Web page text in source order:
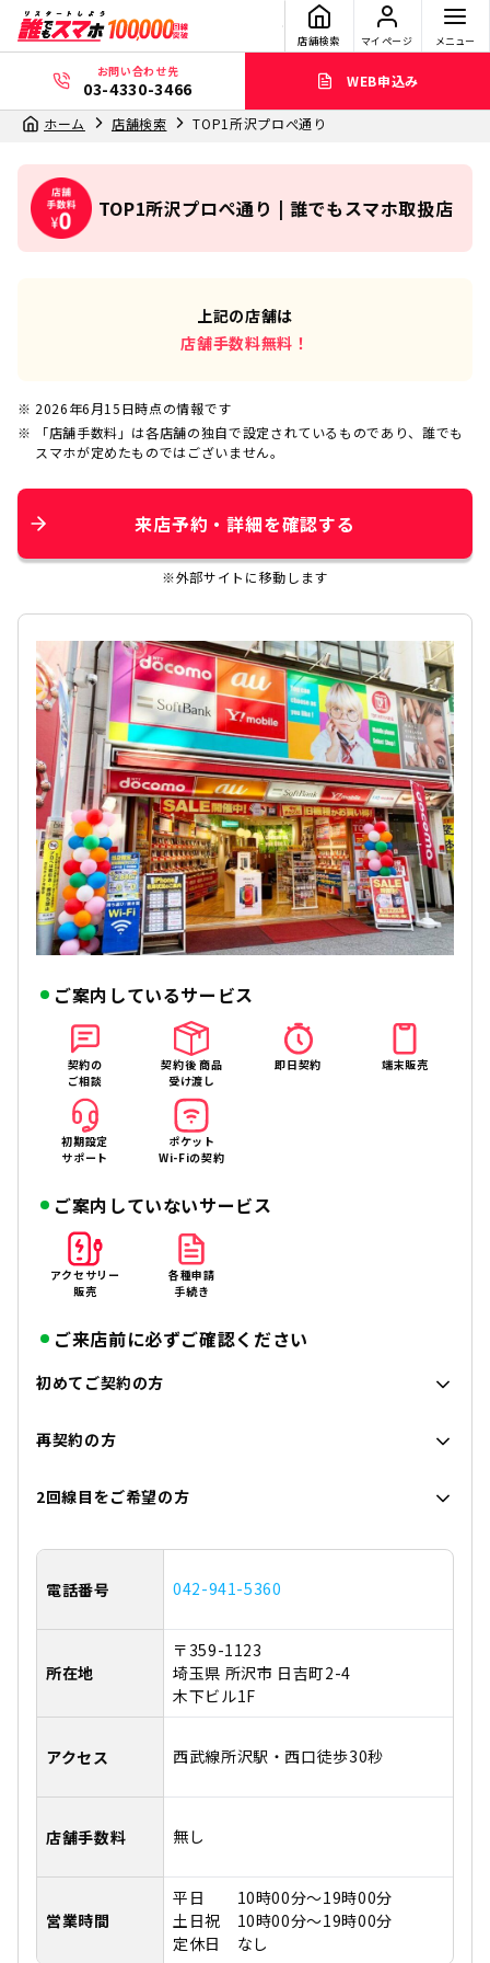
店舗検索 マイページ メニュー
お問い合わせ先
03-4330-3466 WEB申込み
ホーム 店舗検索 TOP1所沢プロぺ通り
TOP1所沢プロぺ通り | 誰でもスマホ取扱店
上記の店舗は
店舗手数料無料！
2026年6月15日時点の情報です
「店舗手数料」は各店舗の独自で設定されているものであり、誰でも
スマホが定めたものではございません。
来店予約・詳細を確認する
※外部サイトに移動します
ご案内しているサービス
契約の
ご相談
契約後 商品
受け渡し
即日契約 端末販売
初期設定
サポート
ポケット
Wi-Fiの契約
ご案内していないサービス
アクセサリー
販売
各種申請
手続き
ご来店前に必ずご確認ください
初めてご契約の方
再契約の方
2回線目をご希望の方
電話番号 042-941-5360
所在地
〒359-1123
埼玉県 所沢市 日吉町2-4
木下ビル1F
アクセス 西武線所沢駅・西口徒歩30秒
店舗手数料 無し
営業時間
平日 10時00分～19時00分
土日祝 10時00分～19時00分
定休日 なし